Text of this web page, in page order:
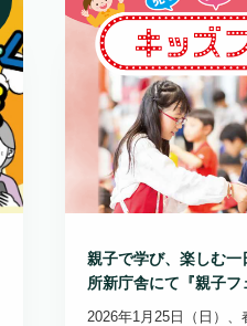
親子で学び、楽しむ
所新庁舎にて『親子フ
2026年1月25日（日）